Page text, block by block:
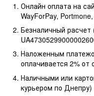
Онлайн оплата на
WayForPay,
Безналичный расчет
Наложенным
оплачивается 2% от
Наличными или
курьером по Днепру)